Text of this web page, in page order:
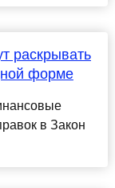
раскрывать
форме
в Закон